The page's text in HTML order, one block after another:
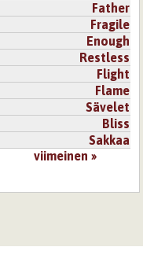
Father
Fragile
Enough
Restless
Flight
Flame
Sävelet
Bliss
Sakkaa
viimeinen »